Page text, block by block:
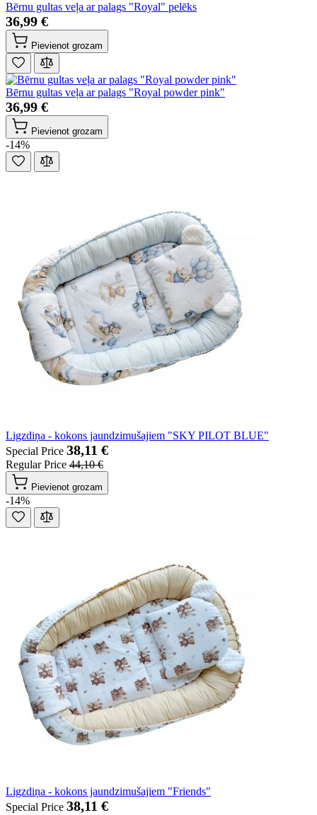
Bērnu gultas veļa ar palags "Royal" pelēks
36,99 €
Pievienot grozam
Bērnu gultas veļa ar palags "Royal powder pink"
36,99 €
Pievienot grozam
-14%
Ligzdiņa - kokons jaundzimušajiem "SKY PILOT BLUE"
Special Price 38,11 €
Regular Price 44,10 €
Pievienot grozam
-14%
Ligzdiņa - kokons jaundzimušajiem "Friends"
Special Price 38,11 €